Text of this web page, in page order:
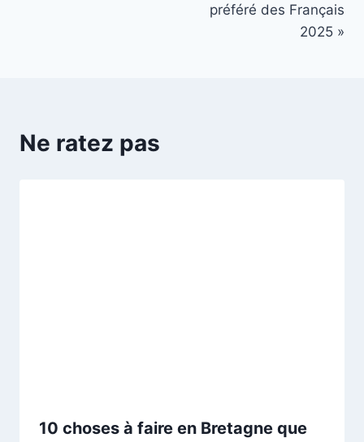
préféré des Français
2025 »
Ne ratez pas
10 choses à faire en Bretagne que